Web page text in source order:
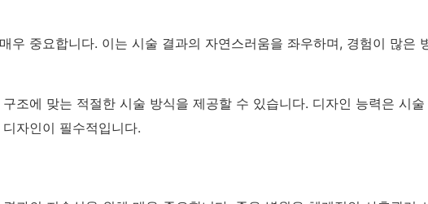
우 중요합니다. 이는 시술 결과의 자연스러움을 좌우하며, 경험이 많은
조에 맞는 적절한 시술 방식을 제공할 수 있습니다. 디자인 능력은 시
자인이 필수적입니다.